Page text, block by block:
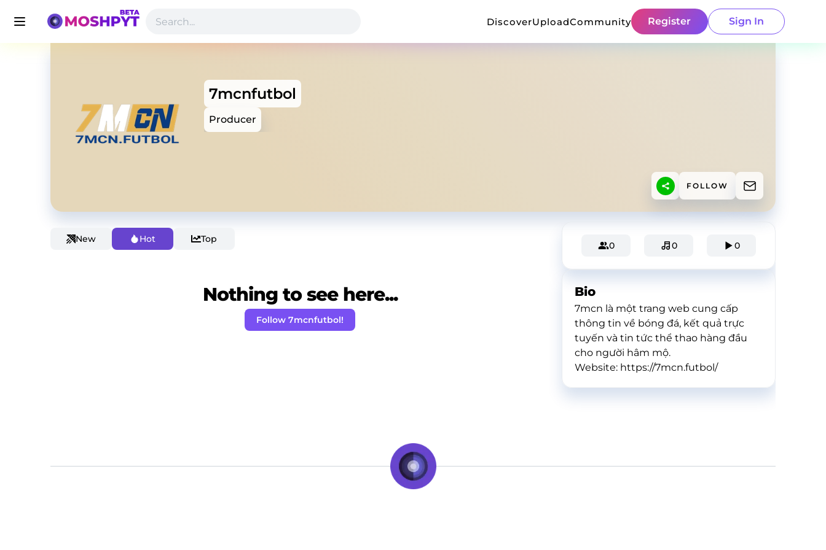
DiscoverUploadCommunity Register Sign In
7mcnfutbol
Producer
FOLLOW
New Hot Top
Nothing to see here...
Follow 7mcnfutbol!
0 0 0
Bio
7mcn là một trang web cung cấp
thông tin về bóng đá, kết quả trực
tuyến và tin tức thể thao hàng đầu
cho người hâm mộ.
Website: https://7mcn.futbol/